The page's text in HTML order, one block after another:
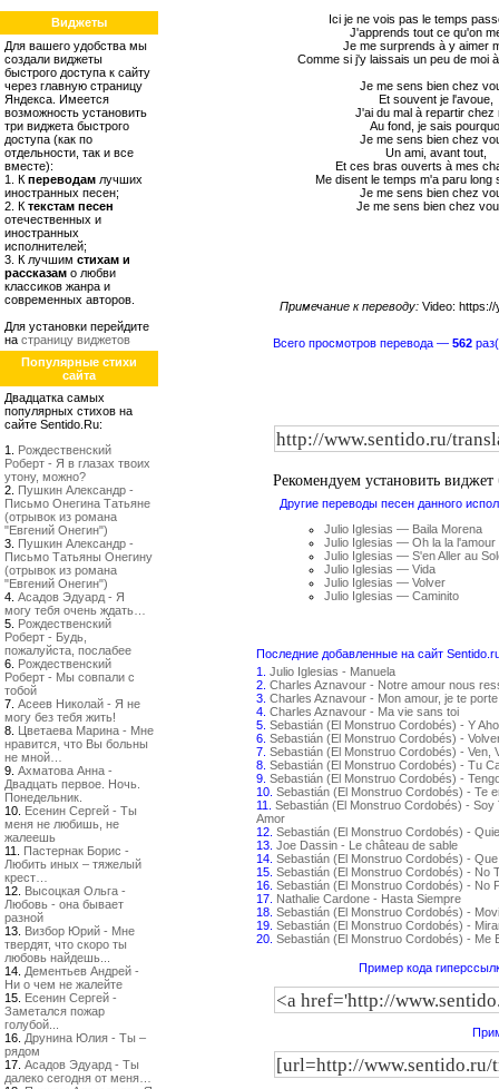
Виджеты
Для вашего удобства мы
создали виджеты
быстрого доступа к сайту
через главную страницу
Яндекса. Имеется
возможность установить
три виджета быстрого
доступа (как по
отдельности, так и все
вместе):
1. К переводам лучших
иностранных песен;
2. К текстам песен
отечественных и
иностранных
исполнителей;
3. К лучшим стихам и
рассказам о любви
классиков жанра и
современных авторов.
Для установки перейдите
на страницу виджетов
Популярные стихи
сайта
Двадцатка самых
популярных стихов на
сайте Sentido.Ru:
1. Рождественский
Роберт - Я в глазах твоих
утону, можно?
2. Пушкин Александр -
Письмо Онегина Татьяне
(отрывок из романа
"Евгений Онегин")
3. Пушкин Александр -
Письмо Татьяны Онегину
(отрывок из романа
"Евгений Онегин")
4. Асадов Эдуард - Я
могу тебя очень ждать…
5. Рождественский
Роберт - Будь,
пожалуйста, послабее
6. Рождественский
Роберт - Мы совпали с
тобой
7. Асеев Николай - Я не
могу без тебя жить!
8. Цветаева Марина - Мне
нравится, что Вы больны
не мной…
9. Ахматова Анна -
Двадцать первое. Ночь.
Понедельник.
10. Есенин Сергей - Ты
меня не любишь, не
жалеешь
11. Пастернак Борис -
Любить иных – тяжелый
крест…
12. Высоцкая Ольга -
Любовь - она бывает
разной
13. Визбор Юрий - Мне
твердят, что скоро ты
любовь найдешь...
14. Дементьев Андрей -
Ни о чем не жалейте
15. Есенин Сергей -
Заметался пожар
голубой...
16. Друнина Юлия - Ты –
рядом
17. Асадов Эдуард - Ты
далеко сегодня от меня…
Ici je ne vois pas le temps
J'apprends tout ce qu'on
Je me surprends à y aimer
Comme si j'y laissais un peu de moi
Je me sens bien chez
Et souvent je l'avoue,
J'ai du mal à repartir chez
Au fond, je sais
Je me sens bien chez
Un ami, avant tout,
Et ces bras ouverts à mes
Me disent le temps m'a paru long
Je me sens bien chez
Je me sens bien chez
Примечание к переводу: Video:
Всего просмотров перевода —562
Рекомендуем установить виджет
Другие переводы песен данного
Julio Iglesias — Baila Morena
Julio Iglesias — Oh la la l'amour
Julio Iglesias — S'en Aller au
Julio Iglesias — Vida
Julio Iglesias — Volver
Julio Iglesias — Caminito
Последние добавленные на сайт
1. Julio Iglesias - Manuela
2. Charles Aznavour - Notre amour nous
3. Charles Aznavour - Mon amour, je te
4. Charles Aznavour - Ma vie sans toi
5. Sebastián (El Monstruo Cordobés) - Y
6. Sebastián (El Monstruo Cordobés) -
7. Sebastián (El Monstruo Cordobés) - Ven,
8. Sebastián (El Monstruo Cordobés) - Tu
9. Sebastián (El Monstruo Cordobés) -
10. Sebastián (El Monstruo Cordobés) - Te
11. Sebastián (El Monstruo Cordobés) - Soy
Amor
12. Sebastián (El Monstruo Cordobés) -
13. Joe Dassin - Le château de sable
14. Sebastián (El Monstruo Cordobés) -
15. Sebastián (El Monstruo Cordobés) - No
16. Sebastián (El Monstruo Cordobés) - No
17. Nathalie Cardone - Hasta Siempre
18. Sebastián (El Monstruo Cordobés) -
19. Sebastián (El Monstruo Cordobés) -
20. Sebastián (El Monstruo Cordobés) - Me
Пример кода